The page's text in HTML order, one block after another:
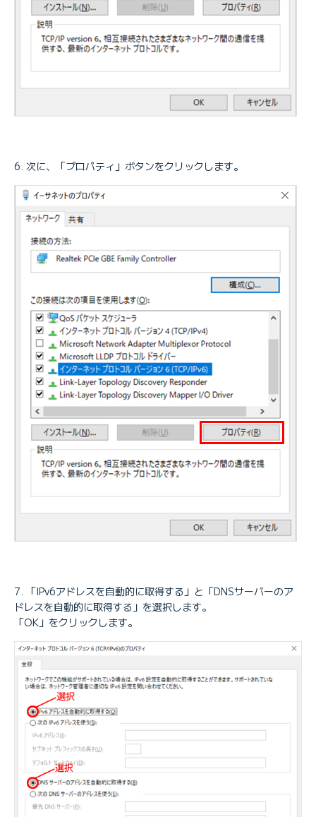
次に、「プロパティ」ボタンをクリックします。
「IPv6アドレスを自動的に取得する」と「DNSサーバーのア
ドレスを自動的に取得する」を選択します。
「OK」をクリックします。